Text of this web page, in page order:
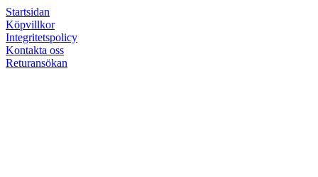
Startsidan
Köpvillkor
Integritetspolicy
Kontakta oss
Returansökan